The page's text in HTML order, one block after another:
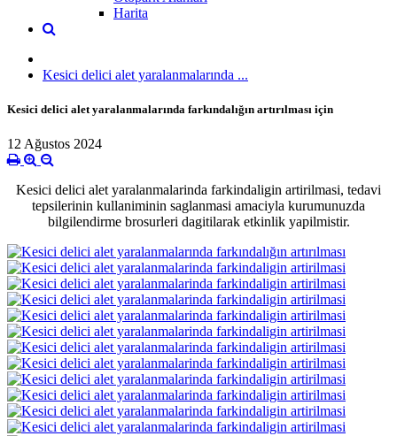
Harita
Kesici delici alet yaralanmalarında ...
Kesici delici alet yaralanmalarında farkındalığın artırılması için
12 Ağustos 2024
Kesici delici alet yaralanmalarinda farkindaligin artirilmasi, tedavi
tepsilerinin kullaniminin saglanmasi amaciyla kurumunuzda
bilgilendirme brosurleri dagitilarak etkinlik yapilmistir.